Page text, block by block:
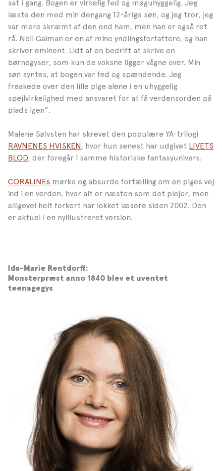
sat i gang. Bogen er virkelig fed og møguhyggelig. Jeg
læste den med min dengang 12-årige søn, og jeg tror, jeg
var mere skræmt af den end ham, men han er også ret
rå. Neil Gaiman er en af mine yndlingsforfattere, og han
skriver eminent. Lidt af en bedrift at skrive en
børnegyser, som kun de voksne ligger vågne over. Min
søn syntes, at bogen var fed og spændende. Jeg
freakede over den lille pige alene i en uhyggelig
spejlvirkelighed med ansvaret for at få verdensorden på
plads igen”.
Malene Sølvsten har skrevet den populære YA-trilogi
RAVNENES HVISKEN, hvor hun senest har udgivet LIVETS
BLOD, der foregår i samme historiske fantasyunivers.
CORALINEs mørke og absurde fortælling om en piges vej
ind i en verden, hvor alt er næsten som det plejer, men
alligevel helt forkert har lokket læsere siden 2002. Den
er aktuel i en nyillustreret version.
Ida-Marie Rentdorff:
Monsterpræst anno 1840 blev et uventet
teenagegys